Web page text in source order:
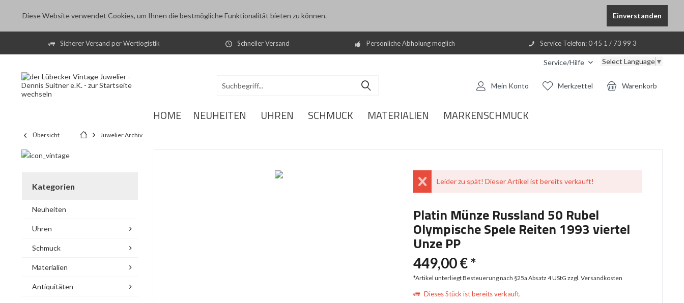
Diese Website verwendet Cookies, um Ihnen die bestmögliche Funktionalität bieten zu können. Einverstanden
Sicherer Versand per Wertlogistik Schneller Versand Persönliche Abholung möglich Service Telefon: 0 45 1 / 73 99 3
Service/Hilfe Select Language ▼
Warenkorb
Merkzettel
Mein Konto
HOME NEUHEITEN UHREN SCHMUCK MATERIALIEN MARKENSCHMUCK
Übersicht Juwelier Archiv
Kategorien
Neuheiten
Uhren
Schmuck
Materialien
Antiquitäten
Leider zu spät! Dieser Artikel ist bereits verkauft!
Platin Münze Russland 50 Rubel
Olympische Spele Reiten 1993 viertel
Unze PP
449,00 € *
*Artikel unterliegt Besteuerung nach §25a Absatz 4 UStG zzgl. Versandkosten
Dieses Stück ist bereits verkauft.